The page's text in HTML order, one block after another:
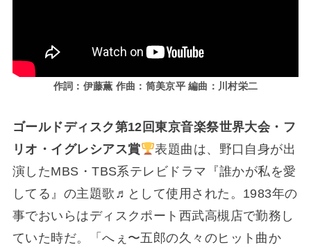
作詞：伊藤薫 作曲：筒美京平 編曲：川村栄二
ゴールドディスク第12回東京音楽祭世界大会・フ
リオ・イグレシアス賞
表題曲は、野口自身が出
演したMBS・TBS系テレビドラマ『誰かが私を愛
してる』の主題歌♬として使用された。1983年の
事でおいらはディスクポート西武高槻店で勤務し
ていた時だ。「へぇ〜五郎の久々のヒット曲か